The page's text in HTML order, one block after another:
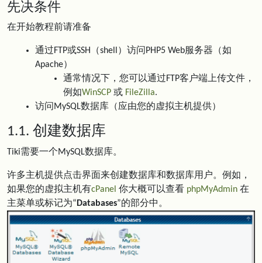
先决条件
在开始教程前请准备
通过FTP或SSH（shell）访问PHP5 Web服务器（如
Apache）
通常情况下，您可以通过FTP客户端上传文件，
例如WinSCP 或 FileZilla.
访问MySQL数据库（应由您的虚拟主机提供）
1.1. 创建数据库
Tiki需要一个MySQL数据库。
许多主机提供点击界面来创建数据库和数据库用户。例如，
如果您的虚拟主机有cPanel 你大概可以查看 phpMyAdmin 在
主菜单或标记为“ Databases”的部分中。